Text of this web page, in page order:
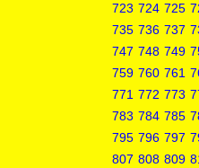
723 724 725
735 736 737
747 748 749
759 760 761
771 772 773
783 784 785
795 796 797
807 808 809